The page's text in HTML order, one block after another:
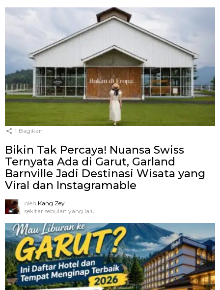
1 Bagikan
Bikin Tak Percaya! Nuansa Swiss
Ternyata Ada di Garut, Garland
Barnville Jadi Destinasi Wisata yang
Viral dan Instagramable
oleh Kang Zey
sekitar sebulan yang lalu